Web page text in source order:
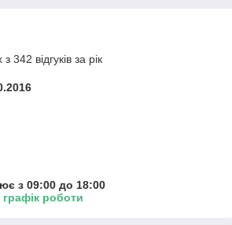
342 відгуків за рік
з 09:00 до 18:00
роботи